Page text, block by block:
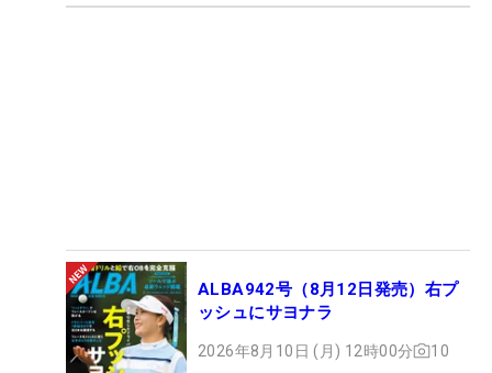
ALBA942号（8月12日発売）右プ
ッシュにサヨナラ
2026年8月10日 (月) 12時00分 10